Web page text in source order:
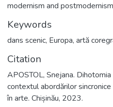
modernism and
Keywords
dans scenic, Europa, artă
Citation
APOSTOL, Snejana.
contextul abordărilor
în arte. Chișinău, 2023.